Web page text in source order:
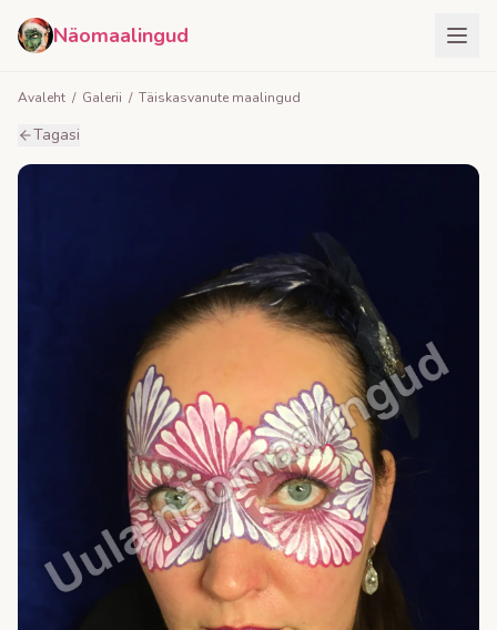
Näomaalingud
Avaleht / Galerii / Täiskasvanute maalingud
Tagasi